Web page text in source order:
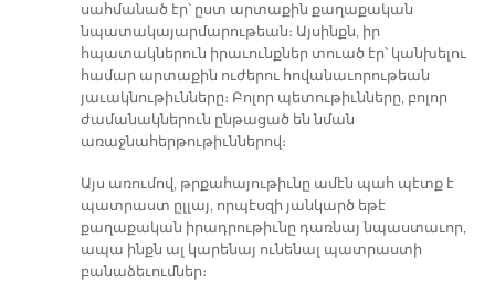
սահմանած էր՝ ըստ արտաքին քաղաքական
նպատակայարմարութեան։ Այսինքն, իր
հպատակներուն իրաւունքներ տուած էր՝ կանխելու
համար արտաքին ուժերու հովանաւորութեան
յաւակնութիւնները։ Բոլոր պետութիւնները, բոլոր
ժամանակներուն ընթացած են նման
առաջնահերթութիւններով։
Այս առումով, թրքահայութիւնը ամէն պահ պէտք է
պատրաստ ըլլայ, որպէսզի յանկարծ եթէ
քաղաքական իրադրութիւնը դառնայ նպաստաւոր,
ապա ինքն ալ կարենայ ունենալ պատրաստի
բանաձեւումներ։